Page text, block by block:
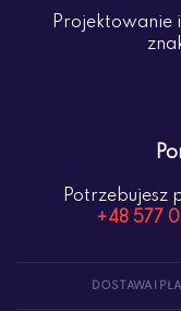
Projektowanie
Potrzebujesz
+48 577
DOSTAWA I